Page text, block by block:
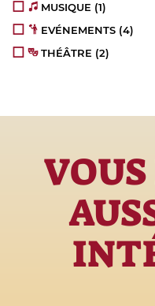
MUSIQUE (1)
EVÉNEMENTS (4)
THÉÂTRE (2)